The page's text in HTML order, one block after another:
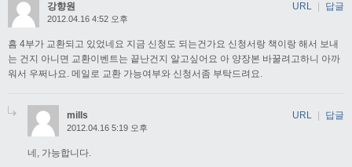
강향원
2012.04.16 4:52 오후
흠 4부가 교환되고 있었네요 지금 신청도 되는건가요 신청서랑 책이랑 해서 보내
는 건지 아니면 교환이벤트는 끝난건지 알고싶어요 아 양장본 바꿀려고하니 아까
워서 우쩌나요. 메일로 교환 가능여부와 신청서좀 부탁드려요.
URL 답글
mills
2012.04.16 5:19 오후
네, 가능합니다.
URL 답글